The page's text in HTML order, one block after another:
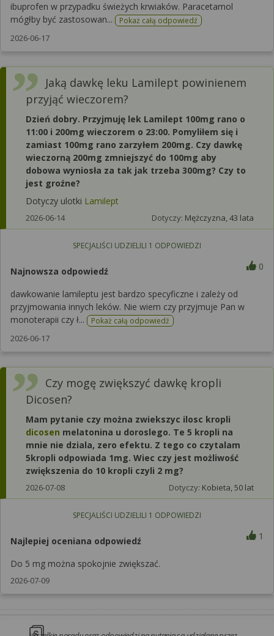
ibuprofen w przypadku świeżych krwiaków. Paracetamol
mógłby być zastosowan...
Pokaż całą odpowiedź
2026-06-17
Jaką dawkę leku Lamilept powinienem
przyjąć wieczorem?
Dzień dobry. Przyjmuję lek Lamilept 100mg rano o
11:00 i 200mg wieczorem o 23:00. Pomyliłem się i
zamiast 100mg rano zarzyłem 200mg. Czy dawkę
wieczorną 200mg zmniejszyć do 100mg aby
dobowa wyniosła za tak jak trzeba 300mg? Czy to
jest groźne?
Dotyczy ulotki Lamilept
2026-06-14 Dotyczy: Mężczyzna, 43 lata
SPECJALIŚCI UDZIELILI 1 ODPOWIEDZI
Najnowsza odpowiedź 0
dawkowanie lamileptu jest bardzo specyficzne i zależy od
przyjmowania innych leków. Nie wiem czy przyjmuje Pan w
monoterapii czy ł...
Pokaż całą odpowiedź
2026-06-17
Czy mogę zwiększyć dawkę kropli
Dicosen?
Mam pytanie czy można zwiekszyc ilosc kropli
dicosen melatonina u doroslego. Te 5 kropli na
mnie nie dziala, zero efektu. Z tego co czytalam
5kropli odpowiada 1mg. Wiec czy jest możliwość
zwiększenia do 10 kropli czyli 2 mg?
2026-07-08 Dotyczy: Kobieta, 50 lat
SPECJALIŚCI UDZIELILI 1 ODPOWIEDZI
Najlepiej oceniana odpowiedź 1
Do 5 mg można spokojnie zwiększać.
2026-07-09